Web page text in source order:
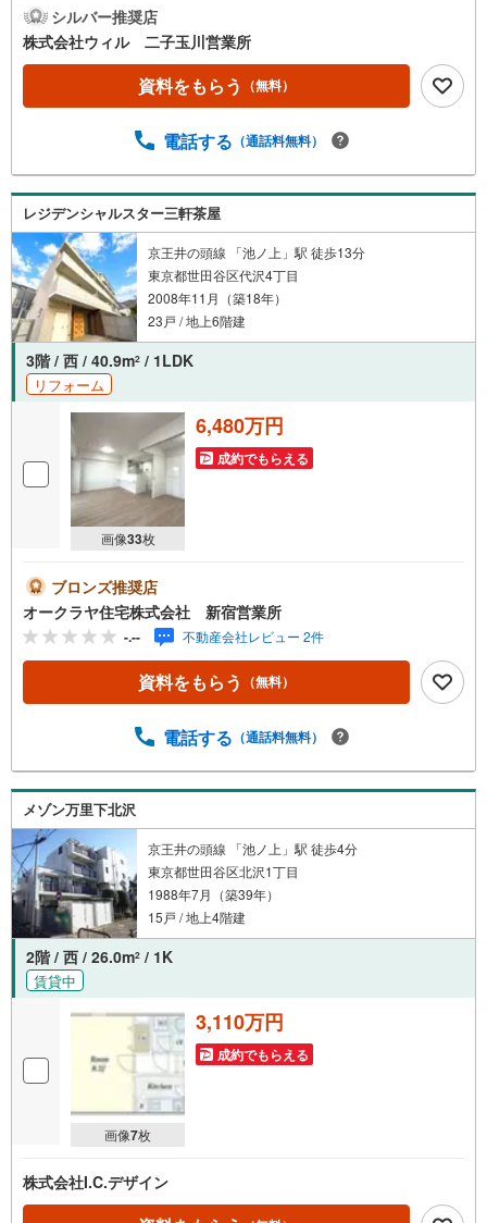
「池ノ上」駅も徒歩約17分で利用でき、3駅3路線が利用可
能な通勤・通学にも便利な立地◆1階住戸につき、階下への
生活音の配慮を少なく過ごせる◆機能的で作業効率の良いL
字型のシステムキッチン◆ワイド仕様のバルコニーでお洗
濯もスムーズ◆不在時にも荷物の受取が可能な宅配ボック
キ池尻店」まで徒歩約5分とお買い物施設も充実【営業時間
合は「室内・現地を見学する（無料）」ボタンよりご希望
の日時をご記入いただけますとスムーズにご案内が可能で
す。【ウィル不動産販売はここが強み】（1）住宅ローンに
精通しており、社内にローン専門部署があります！（2）施
工実績多数のリフォーム部門も社内にあります！（3）定休
日なし！
シルバー推奨店
株式会社ウィル 二子玉川営業所
資料をもらう （無料）
電話する （通話料無料）
レジデンシャルスター三軒茶屋
京王井の頭線 「池ノ上」駅 徒歩13分
東京都世田谷区代沢4丁目
2008年11月（築18年）
23戸 / 地上6階建
3階 / 西 / 40.9m2 / 1LDK
リフォーム
画像33枚
6,480万円
成約でもらえる
ブロンズ推奨店
オークラヤ住宅株式会社 新宿営業所
-.-- 不動産会社レビュー 2件
資料をもらう （無料）
電話する （通話料無料）
メゾン万里下北沢
京王井の頭線 「池ノ上」駅 徒歩4分
東京都世田谷区北沢1丁目
1988年7月（築39年）
15戸 / 地上4階建
2階 / 西 / 26.0m2 / 1K
賃貸中
画像7枚
3,110万円
成約でもらえる
株式会社I.C.デザイン